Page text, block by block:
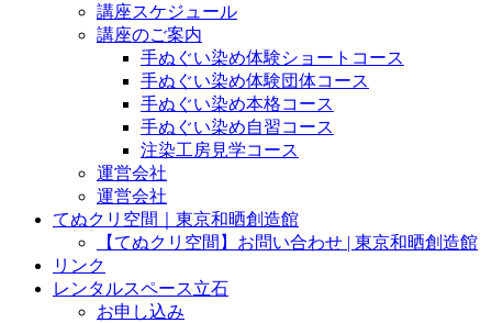
講座スケジュール
講座のご案内
手ぬぐい染め体験ショートコース
手ぬぐい染め体験団体コース
手ぬぐい染め本格コース
手ぬぐい染め自習コース
注染工房見学コース
運営会社
運営会社
てぬクリ空間｜東京和晒創造館
【てぬクリ空間】お問い合わせ | 東京和晒創造館
リンク
レンタルスペース立石
お申し込み